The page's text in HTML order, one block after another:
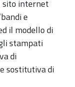
sito internet
e
il modello di
stampati
di
sostitutiva di